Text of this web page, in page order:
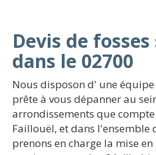
Devis de
dans le 02700
Nous disposon d' une
prête à vous dépanner au
arrondissements que
Faillouël, et dans l'ensemble
prenons en charge la mise